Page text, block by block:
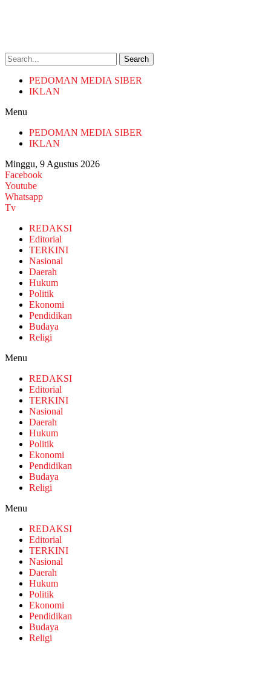
Search
PEDOMAN MEDIA SIBER
IKLAN
Menu
PEDOMAN MEDIA SIBER
IKLAN
Minggu, 9 Agustus 2026
Facebook
Youtube
Whatsapp
Tv
REDAKSI
Editorial
TERKINI
Nasional
Daerah
Hukum
Politik
Ekonomi
Pendidikan
Budaya
Religi
Menu
REDAKSI
Editorial
TERKINI
Nasional
Daerah
Hukum
Politik
Ekonomi
Pendidikan
Budaya
Religi
Menu
REDAKSI
Editorial
TERKINI
Nasional
Daerah
Hukum
Politik
Ekonomi
Pendidikan
Budaya
Religi